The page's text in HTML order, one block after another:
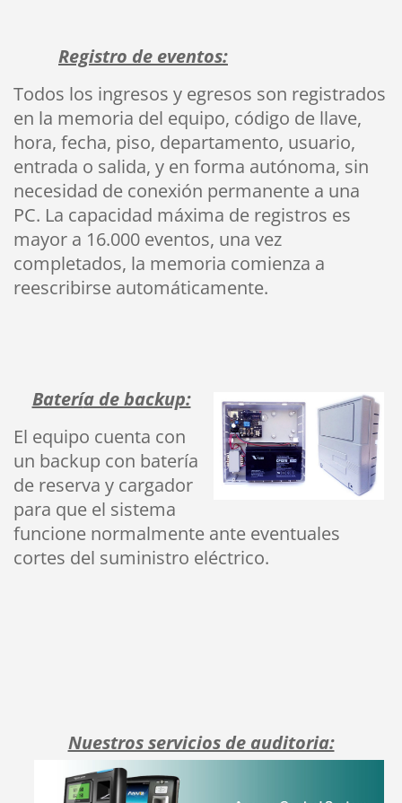
Registro de eventos:
Todos los ingresos y egresos son registrados
en la memoria del equipo, código de llave,
hora, fecha, piso, departamento, usuario,
entrada o salida, y en forma autónoma, sin
necesidad de conexión permanente a una
PC. La capacidad máxima de registros es
mayor a 16.000 eventos, una vez
completados, la memoria comienza a
reescribirse automáticamente.
Batería de backup:
El equipo cuenta con
un backup con batería
de reserva y cargador
para que el sistema
funcione normalmente ante eventuales
cortes del suministro eléctrico.
Nuestros servicios de auditoria: